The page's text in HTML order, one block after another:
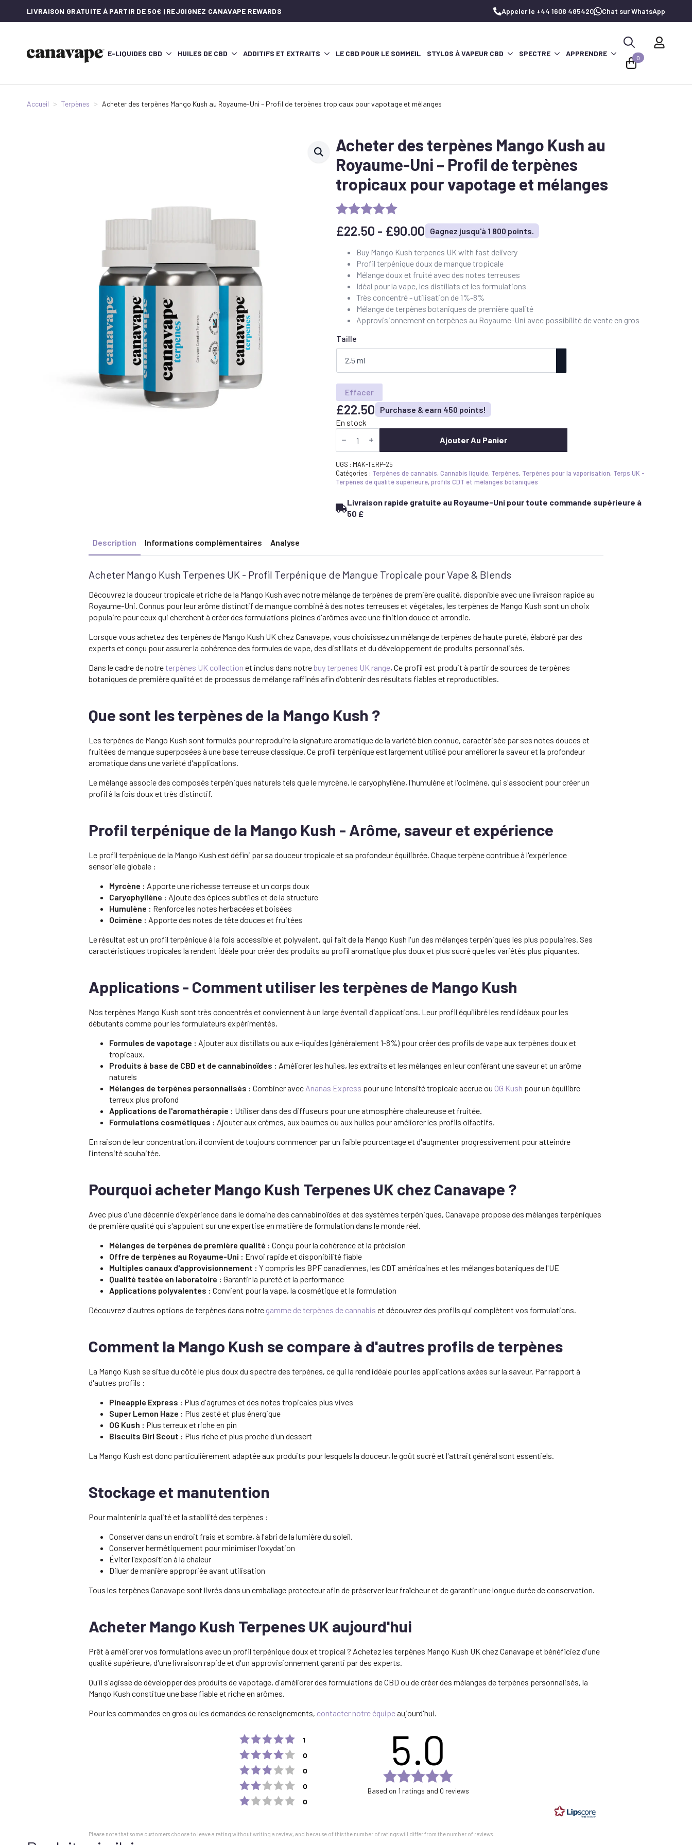
LIVRAISON GRATUITE À PARTIR DE 50€ | REJOIGNEZ CANAVAPE REWARDS Appeler le +44 1608 485420 Chat sur WhatsApp
E-LIQUIDES CBD HUILES DE CBD ADDITIFS ET EXTRAITS LE CBD POUR LE SOMMEIL STYLOS À VAPEUR CBD SPECTRE APPRENDRE
Recherche
de
0
Accueil Terpènes Acheter des terpènes Mango Kush au Royaume-Uni – Profil de terpènes tropicaux pour vapotage et mélanges
Acheter des terpènes Mango Kush au
Royaume-Uni – Profil de terpènes
tropicaux pour vapotage et mélanges
£22.50 - £90.00
Prix
entre
22,50
£
Gagnez jusqu'à 1 800 points.
Buy Mango Kush terpenes UK with fast delivery
Profil terpénique doux de mangue tropicale
Mélange doux et fruité avec des notes terreuses
Idéal pour la vape, les distillats et les formulations
Très concentré - utilisation de 1%-8%
Mélange de terpènes botaniques de première qualité
Approvisionnement en terpènes au Royaume-Uni avec possibilité de vente en gros
Taille
Effacer
£22.50
Purchase & earn 450 points!
En stock
quantité
de
Kush
Terpenes
UK
Tropical
Terpene
Profile
Ajouter Au Panier
UGS : MAK-TERP-25
Catégories : Terpènes de cannabis,Cannabis liquide, Terpènes, Terpènes pour la vaporisation, Terps UK -
Terpènes de qualité supérieure, profils CDT et mélanges botaniques
Livraison rapide gratuite au Royaume-Uni pour toute commande supérieure à
50 £
Description Informations complémentaires Analyse
Acheter Mango Kush Terpenes UK - Profil Terpénique de Mangue Tropicale pour Vape & Blends
Découvrez la douceur tropicale et riche de la Mango Kush avec notre mélange de terpènes de première qualité, disponible avec une livraison rapide au
Royaume-Uni. Connus pour leur arôme distinctif de mangue combiné à des notes terreuses et végétales, les terpènes de Mango Kush sont un choix
populaire pour ceux qui cherchent à créer des formulations pleines d'arômes avec une finition douce et arrondie.
Lorsque vous achetez des terpènes de Mango Kush UK chez Canavape, vous choisissez un mélange de terpènes de haute pureté, élaboré par des
experts et conçu pour assurer la cohérence des formules de vape, des distillats et du développement de produits personnalisés.
Dans le cadre de notreterpènes UK collection et inclus dans notre buy terpenes UK range, Ce profil est produit à partir de sources de terpènes
botaniques de première qualité et de processus de mélange raffinés afin d'obtenir des résultats fiables et reproductibles.
Que sont les terpènes de la Mango Kush ?
Les terpènes de Mango Kush sont formulés pour reproduire la signature aromatique de la variété bien connue, caractérisée par ses notes douces et
fruitées de mangue superposées à une base terreuse classique. Ce profil terpénique est largement utilisé pour améliorer la saveur et la profondeur
aromatique dans une variété d'applications.
Le mélange associe des composés terpéniques naturels tels que le myrcène, le caryophyllène, l'humulène et l'ocimène, qui s'associent pour créer un
profil à la fois doux et très distinctif.
Profil terpénique de la Mango Kush - Arôme, saveur et expérience
Le profil terpénique de la Mango Kush est défini par sa douceur tropicale et sa profondeur équilibrée. Chaque terpène contribue à l'expérience
sensorielle globale :
Myrcène : Apporte une richesse terreuse et un corps doux
Caryophyllène : Ajoute des épices subtiles et de la structure
Humulène : Renforce les notes herbacées et boisées
Ocimène : Apporte des notes de tête douces et fruitées
Le résultat est un profil terpénique à la fois accessible et polyvalent, qui fait de la Mango Kush l'un des mélanges terpéniques les plus populaires. Ses
caractéristiques tropicales la rendent idéale pour créer des produits au profil aromatique plus doux et plus sucré que les variétés plus piquantes.
Applications - Comment utiliser les terpènes de Mango Kush
Nos terpènes Mango Kush sont très concentrés et conviennent à un large éventail d'applications. Leur profil équilibré les rend idéaux pour les
débutants comme pour les formulateurs expérimentés.
Formules de vapotage : Ajouter aux distillats ou aux e-liquides (généralement 1-8%) pour créer des profils de vape aux terpènes doux et
tropicaux.
Produits à base de CBD et de cannabinoïdes : Améliorer les huiles, les extraits et les mélanges en leur conférant une saveur et un arôme
naturels
Mélanges de terpènes personnalisés : Combiner avec Ananas Express pour une intensité tropicale accrue ou OG Kush pour un équilibre
terreux plus profond
Applications de l'aromathérapie : Utiliser dans des diffuseurs pour une atmosphère chaleureuse et fruitée.
Formulations cosmétiques : Ajouter aux crèmes, aux baumes ou aux huiles pour améliorer les profils olfactifs.
En raison de leur concentration, il convient de toujours commencer par un faible pourcentage et d'augmenter progressivement pour atteindre
l'intensité souhaitée.
Pourquoi acheter Mango Kush Terpenes UK chez Canavape ?
Avec plus d'une décennie d'expérience dans le domaine des cannabinoïdes et des systèmes terpéniques, Canavape propose des mélanges terpéniques
de première qualité qui s'appuient sur une expertise en matière de formulation dans le monde réel.
Mélanges de terpènes de première qualité : Conçu pour la cohérence et la précision
Offre de terpènes au Royaume-Uni : Envoi rapide et disponibilité fiable
Multiples canaux d'approvisionnement : Y compris les BPF canadiennes, les CDT américaines et les mélanges botaniques de l'UE
Qualité testée en laboratoire : Garantir la pureté et la performance
Applications polyvalentes : Convient pour la vape, la cosmétique et la formulation
Découvrez d'autres options de terpènes dans notre gamme de terpènes de cannabis et découvrez des profils qui complètent vos formulations.
Comment la Mango Kush se compare à d'autres profils de terpènes
La Mango Kush se situe du côté le plus doux du spectre des terpènes, ce qui la rend idéale pour les applications axées sur la saveur. Par rapport à
d'autres profils :
Pineapple Express : Plus d'agrumes et des notes tropicales plus vives
Super Lemon Haze : Plus zesté et plus énergique
OG Kush : Plus terreux et riche en pin
Biscuits Girl Scout : Plus riche et plus proche d'un dessert
La Mango Kush est donc particulièrement adaptée aux produits pour lesquels la douceur, le goût sucré et l'attrait général sont essentiels.
Stockage et manutention
Pour maintenir la qualité et la stabilité des terpènes :
Conserver dans un endroit frais et sombre, à l'abri de la lumière du soleil.
Conserver hermétiquement pour minimiser l'oxydation
Éviter l'exposition à la chaleur
Diluer de manière appropriée avant utilisation
Tous les terpènes Canavape sont livrés dans un emballage protecteur afin de préserver leur fraîcheur et de garantir une longue durée de conservation.
Acheter Mango Kush Terpenes UK aujourd'hui
Prêt à améliorer vos formulations avec un profil terpénique doux et tropical ? Achetez les terpènes Mango Kush UK chez Canavape et bénéficiez d'une
qualité supérieure, d'une livraison rapide et d'un approvisionnement garanti par des experts.
Qu'il s'agisse de développer des produits de vapotage, d'améliorer des formulations de CBD ou de créer des mélanges de terpènes personnalisés, la
Mango Kush constitue une base fiable et riche en arômes.
Pour les commandes en gros ou les demandes de renseignements, contacter notre équipeaujourd'hui.
Rating 5 out of 5 stars
1
Rating 4 out of 5 stars
0
Rating 3 out of 5 stars
0
Rating 2 out of 5 stars
0
Rating 1 out of 5 stars
0
5.0
5.0
stars
Based on 1 ratings and 0 reviews
Please note that some customers choose to leave a rating without writing a review, and because of this the number of ratings will differ from the number of reviews.